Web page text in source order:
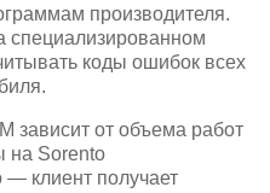
производителя.
специализированном
коды ошибок всех
зависит от объема работ
на Sorento
клиент получает